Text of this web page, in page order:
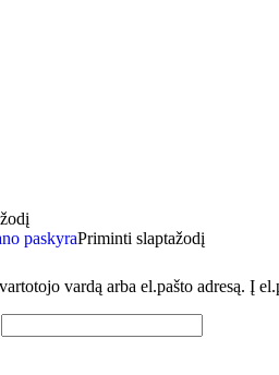
paskyraPriminti slaptažodį
vardą arba el.pašto adresą. Į